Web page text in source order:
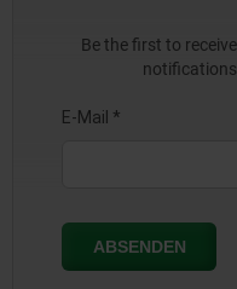
Be the first to